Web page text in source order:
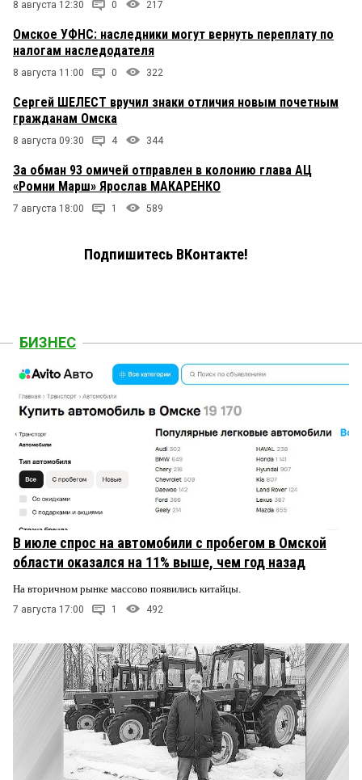
8 августа 12:30 0 217
Омское УФНС: наследники могут вернуть переплату по
налогам наследодателя
8 августа 11:00 0 322
Сергей ШЕЛЕСТ вручил знаки отличия новым почетным
гражданам Омска
8 августа 09:30 4 344
За обман 93 омичей отправлен в колонию глава АЦ
«Ромни Марш» Ярослав МАКАРЕНКО
7 августа 18:00 1 589
Подпишитесь ВКонтакте!
БИЗНЕС
В июле спрос на автомобили с пробегом в Омской
области оказался на 11% выше, чем год назад
На вторичном рынке массово появились китайцы.
7 августа 17:00 1 492